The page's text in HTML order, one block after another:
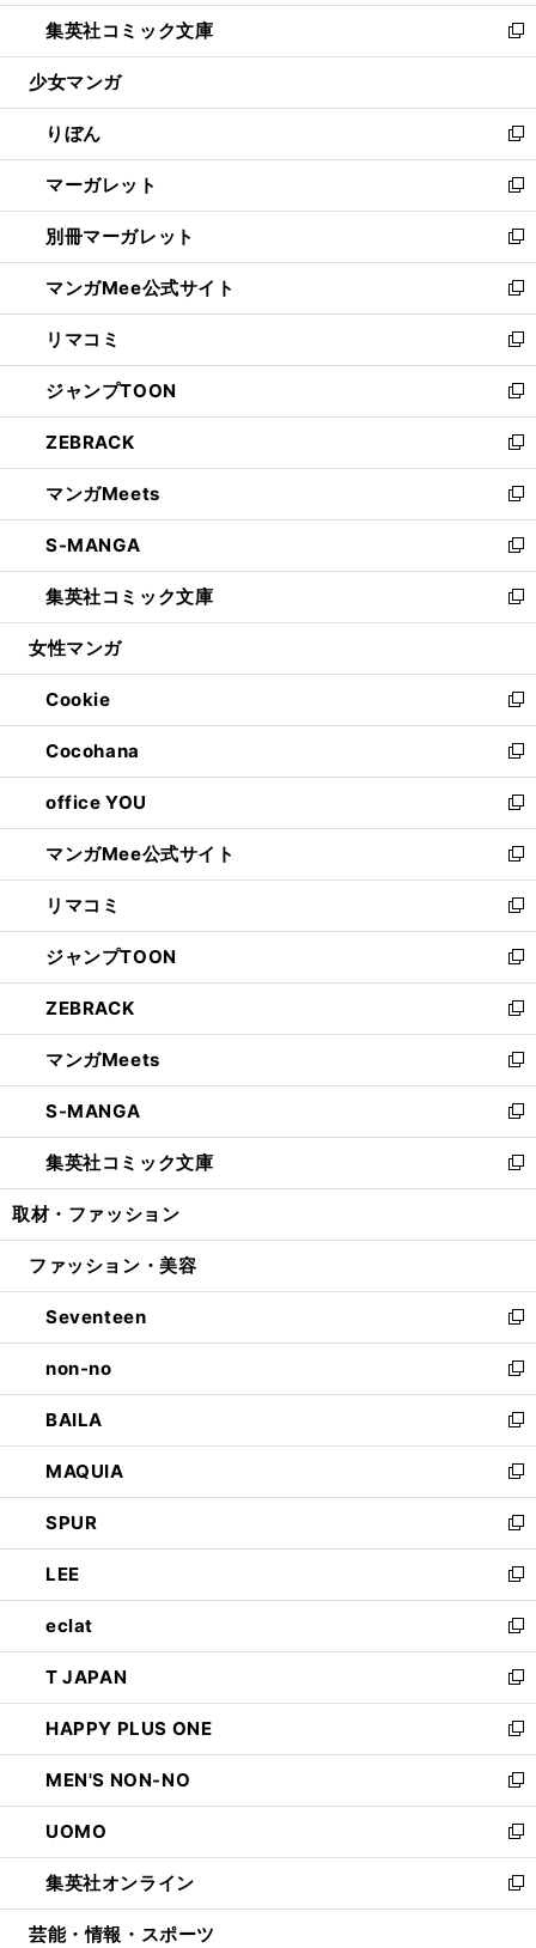
開
く
ウ
で
開
ン
ド
ウ
開
く
ウ
ィ
ン
ウ
で
開
く
し
い
ウ
ン
ド
ウ
で
開
く
集英社コミック文庫
新
し
ウ
ィ
ン
ド
ウ
で
開
く
少女マンガ
りぼん
新
し
い
ウ
ィ
ン
ド
ウ
で
開
く
マーガレット
新
し
い
ウ
ィ
ン
ド
ウ
で
開
く
別冊マーガレット
新
し
い
ウ
ィ
ン
ド
ウ
で
開
く
マンガMee公式サイト
新
し
い
ウ
ィ
ン
ド
ウ
で
開
く
リマコミ
新
し
い
ウ
ィ
ン
ド
ウ
で
開
く
ジャンプTOON
新
し
い
ウ
ィ
ン
ド
ウ
で
開
ZEBRACK
新
し
い
ウ
ィ
ン
ド
ウ
開
く
マンガMeets
新
し
い
ウ
ィ
ン
ウ
で
開
く
S-MANGA
新
し
い
ウ
ン
ド
ウ
で
開
く
集英社コミック文庫
新
し
ウ
ィ
ン
ド
ウ
で
開
く
女性マンガ
Cookie
新
し
い
ウ
ィ
ン
ド
ウ
で
開
く
Cocohana
新
し
い
ウ
ィ
ン
ド
ウ
で
開
く
office YOU
新
し
い
ウ
ィ
ン
ド
ウ
で
開
く
マンガMee公式サイト
新
し
い
ウ
ィ
ン
ド
ウ
で
開
く
リマコミ
新
し
い
ウ
ィ
ン
ド
ウ
で
開
く
ジャンプTOON
新
し
い
ウ
ィ
ン
ド
ウ
で
開
ZEBRACK
新
し
い
ウ
ィ
ン
ド
ウ
開
マンガMeets
新
し
い
ウ
ィ
ン
ウ
開
く
S-MANGA
新
し
い
ウ
ン
ウ
で
開
く
集英社コミック文庫
新
し
ウ
ン
ド
ウ
で
開
く
取材・ファッション
ファッション・美容
Seventeen
新
し
い
ウ
ィ
ン
ド
ウ
で
開
く
non-no
新
し
い
ウ
ィ
ン
ド
ウ
で
開
く
BAILA
新
し
い
ウ
ィ
ン
ド
ウ
で
開
く
MAQUIA
新
し
い
ウ
ィ
ン
ド
ウ
で
開
く
SPUR
新
し
い
ウ
ィ
ン
ド
ウ
で
開
く
LEE
新
し
い
ウ
ィ
ン
ド
ウ
で
開
く
eclat
新
し
い
ウ
ィ
ン
ド
ウ
で
開
く
T JAPAN
新
し
い
ウ
ィ
ン
ド
ウ
で
開
HAPPY PLUS ONE
新
し
い
ウ
ィ
ン
ド
ウ
MEN'S NON-NO
新
し
い
ウ
ィ
ン
UOMO
新
し
い
ウ
集英社オンライン
新
し
芸能・情報・スポーツ